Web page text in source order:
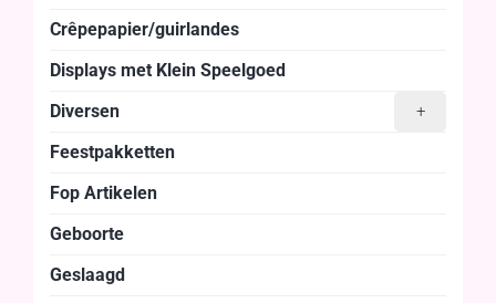
Crêpepapier/guirlandes
Displays met Klein Speelgoed
+
Diversen
Feestpakketten
Fop Artikelen
Geboorte
Geslaagd